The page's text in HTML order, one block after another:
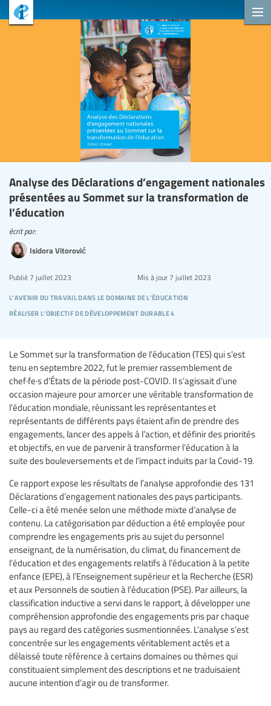
Analyse des Déclarations d’engagement nationales
présentées au Sommet sur la transformation de
l’éducation
l’avenir du travail dans le domaine de l’éducation
réaliser l’objectif de développement durable 4
Publié 7 juillet 2023 Mis à jour7 juillet 2023
écrit par:
Isidora Vitorović
Le Sommet sur la transformation de l’éducation (TES) qui s’est
tenu en septembre 2022, fut le premier rassemblement de
chef·fe·s d’États de la période post-COVID. Il s’agissait d’une
occasion majeure pour amorcer une véritable transformation de
l’éducation mondiale, réunissant les représentantes et
représentants de différents pays étaient afin de prendre des
engagements, lancer des appels à l’action, et définir des priorités
et objectifs, en vue de parvenir à transformer l’éducation à la
suite des bouleversements et de l’impact induits par la Covid-19.
Ce rapport expose les résultats de l’analyse approfondie des 131
Déclarations d’engagement nationales des pays participants.
Celle-ci a été menée selon une méthode mixte d’analyse de
contenu. La catégorisation par déduction a été employée pour
comprendre les engagements pris au sujet du personnel
enseignant, de la numérisation, du climat, du financement de
l’éducation et des engagements relatifs à l’éducation à la petite
enfance (EPE), à l’Enseignement supérieur et la Recherche (ESR)
et aux Personnels de soutien à l’éducation (PSE). Par ailleurs, la
classification inductive a servi dans le rapport, à développer une
compréhension approfondie des engagements pris par chaque
pays au regard des catégories susmentionnées. L’analyse s’est
concentrée sur les engagements véritablement actés et a
délaissé toute référence à certains domaines ou thèmes qui
constituaient simplement des descriptions et ne traduisaient
aucune intention d’agir ou de transformer.